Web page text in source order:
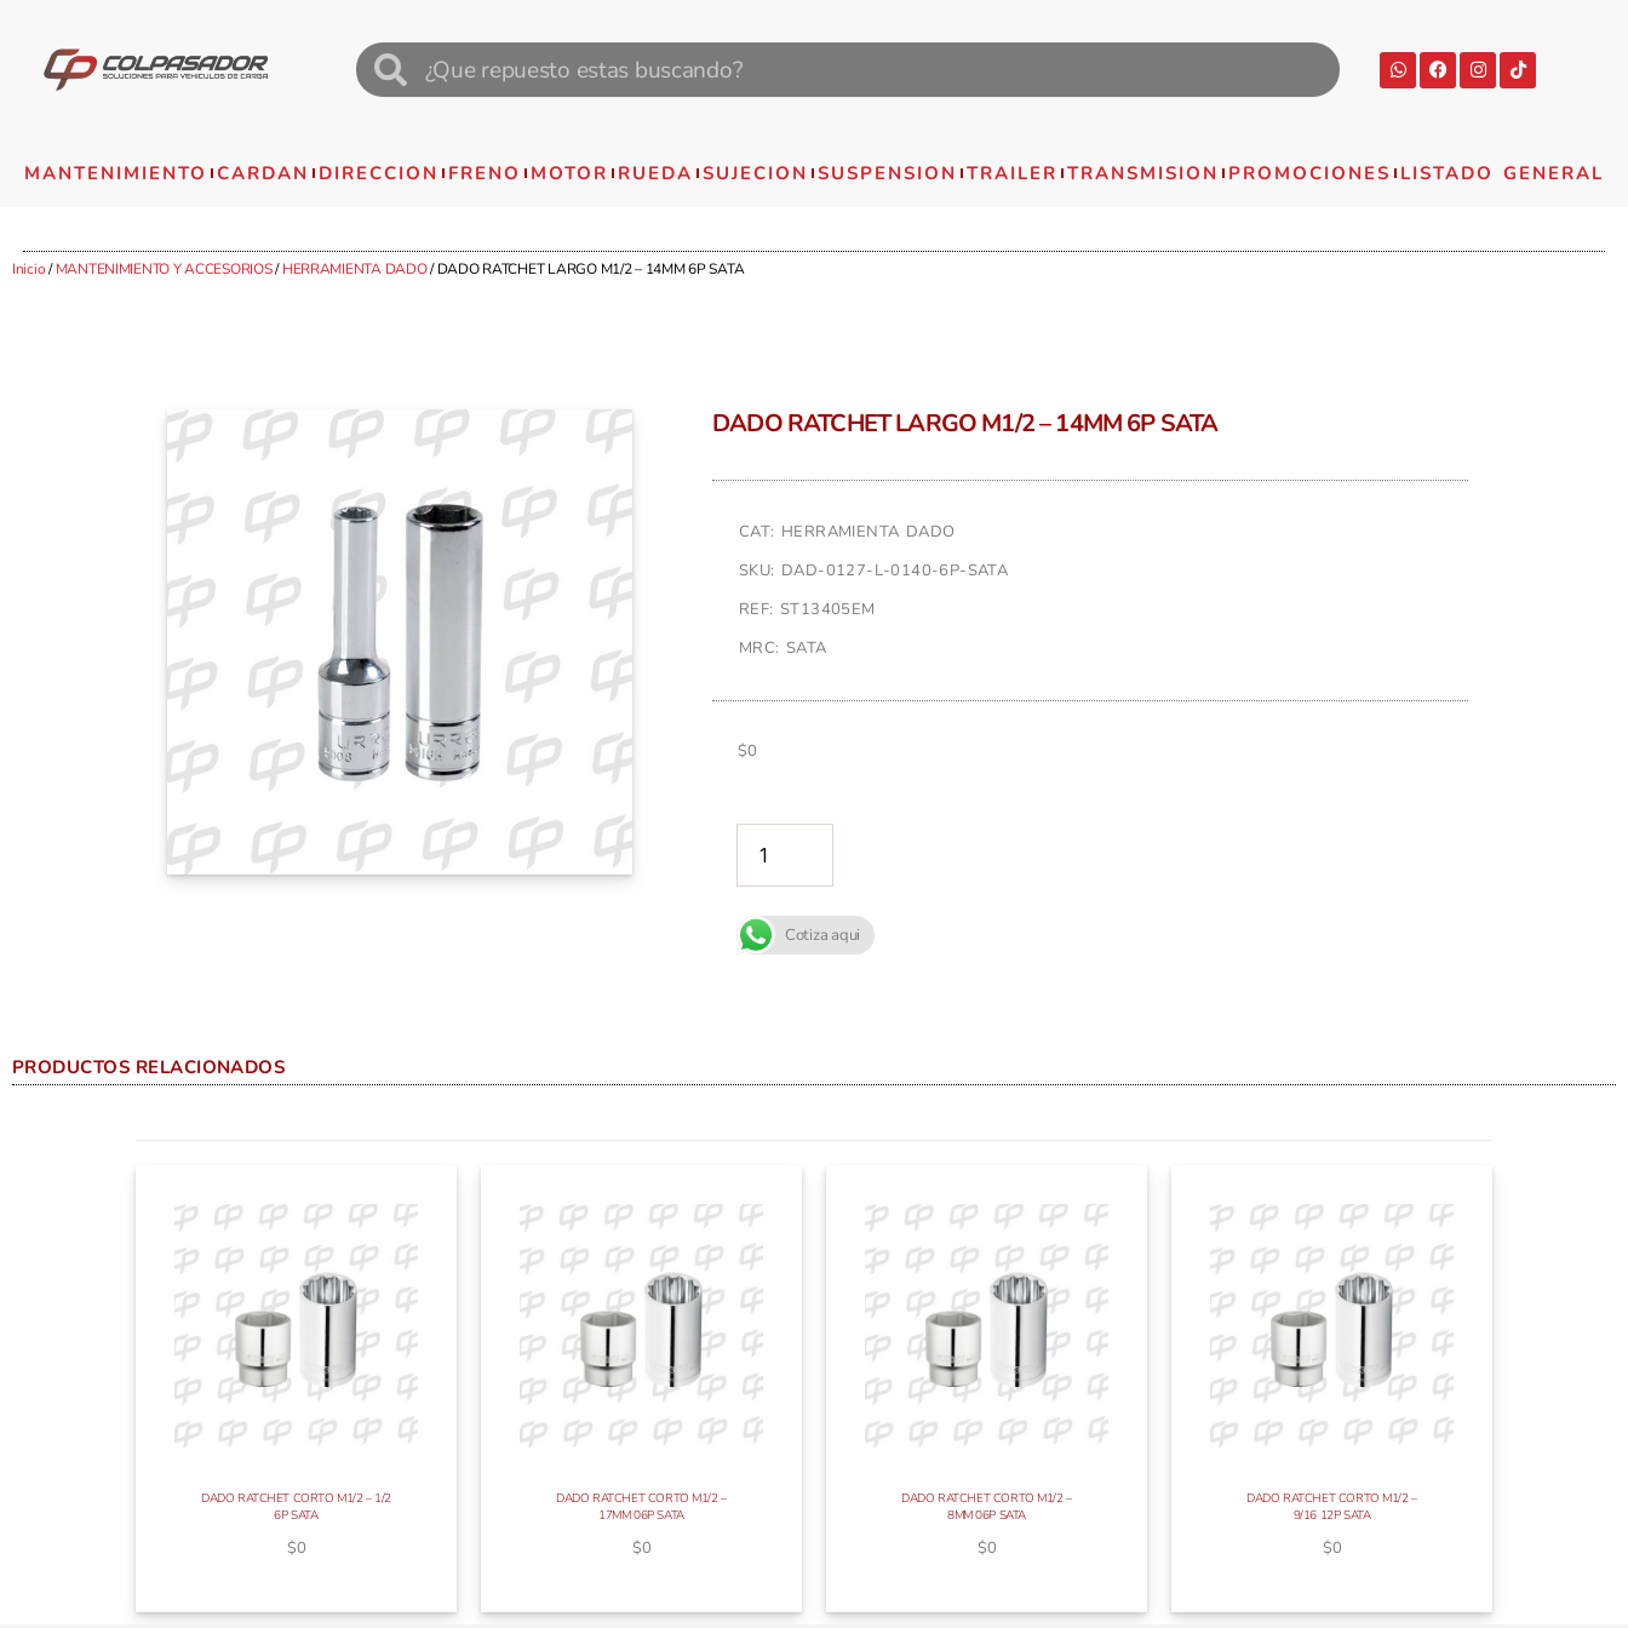
MANTENIMIENTO CARDAN DIRECCION FRENO MOTOR RUEDA SUJECION SUSPENSION TRAILER TRANSMISION PROMOCIONES LISTADO GENERAL
Inicio/MANTENIMIENTO Y ACCESORIOS/HERRAMIENTA DADO/ DADO RATCHET LARGO M1/2 – 14MM 6P SATA
DADO RATCHET LARGO M1/2 – 14MM 6P SATA
CAT: HERRAMIENTA DADO
SKU: DAD-0127-L-0140-6P-SATA
REF: ST13405EM
MRC: SATA
$0
Cotiza aqui
PRODUCTOS RELACIONADOS
DADO RATCHET CORTO M1/2 – 1/2
6P SATA
$0
DADO RATCHET CORTO M1/2 –
17MM 06P SATA
$0
DADO RATCHET CORTO M1/2 –
8MM 06P SATA
$0
DADO RATCHET CORTO M1/2 –
9/16 12P SATA
$0